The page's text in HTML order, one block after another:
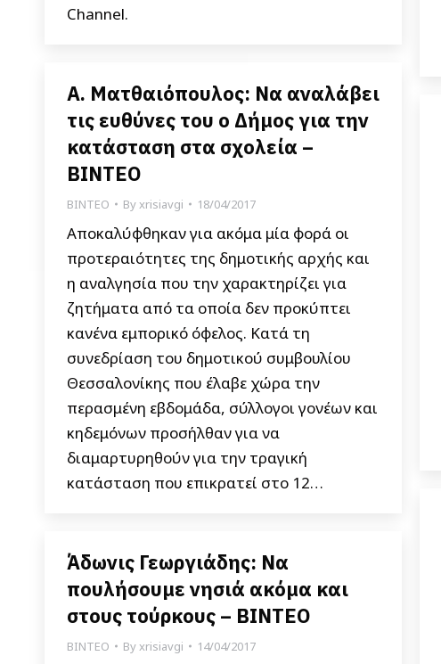
Channel.
Α. Ματθαιόπουλος: Να αναλάβει
τις ευθύνες του ο Δήμος για την
κατάσταση στα σχολεία –
ΒΙΝΤΕΟ
ΒΙΝΤΕΟ Byxrisiavgi 18/04/2017
Αποκαλύφθηκαν για ακόμα μία φορά οι
προτεραιότητες της δημοτικής αρχής και
η αναλγησία που την χαρακτηρίζει για
ζητήματα από τα οποία δεν προκύπτει
κανένα εμπορικό όφελος. Κατά τη
συνεδρίαση του δημοτικού συμβουλίου
Θεσσαλονίκης που έλαβε χώρα την
περασμένη εβδομάδα, σύλλογοι γονέων και
κηδεμόνων προσήλθαν για να
διαμαρτυρηθούν για την τραγική
κατάσταση που επικρατεί στο 12…
Άδωνις Γεωργιάδης: Να
πουλήσουμε νησιά ακόμα και
στους τούρκους – ΒΙΝΤΕΟ
ΒΙΝΤΕΟ Byxrisiavgi 14/04/2017